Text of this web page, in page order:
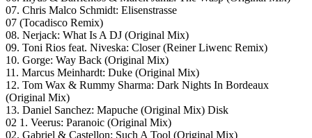
07. Chris Malco Schmidt: Elisenstrasse
07 (Tocadisco Remix)
08. Nerjack: What Is A DJ (Original Mix)
09. Toni Rios feat. Niveska: Closer (Reiner Liwenc Remix)
10. Gorge: Way Back (Original Mix)
11. Marcus Meinhardt: Duke (Original Mix)
12. Tom Wax & Rummy Sharma: Dark Nights In Bordeaux
(Original Mix)
13. Daniel Sanchez: Mapuche (Original Mix) Disk
02 1. Veerus: Paranoic (Original Mix)
02. Gabriel & Castellon: Such A Tool (Original Mix)